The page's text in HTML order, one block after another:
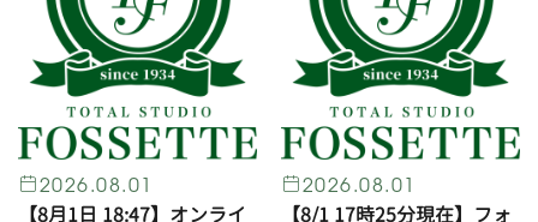
2026.08.01
【8月1日 18:47】オンライ
2026.08.01
【8/1 17時25分現在】フォ